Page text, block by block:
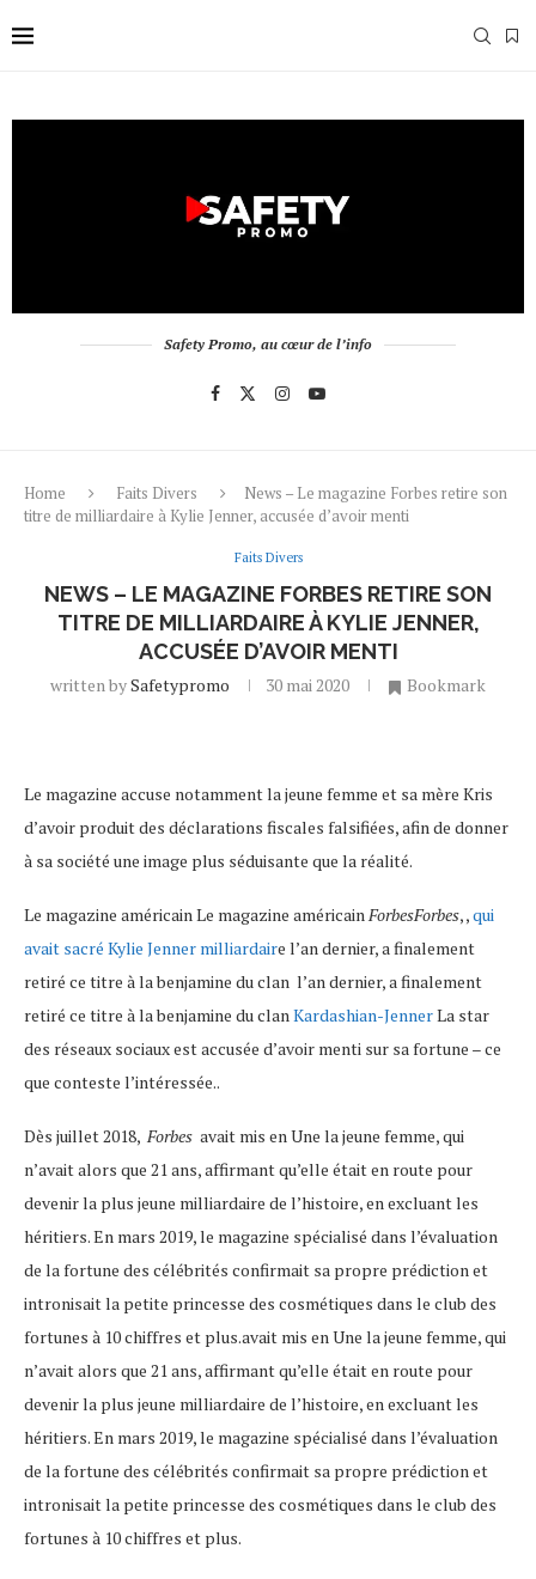
Safety Promo, au cœur de l’info
Home Faits Divers
News – Le magazine Forbes retire son
titre de milliardaire à Kylie Jenner, accusée d’avoir menti
Faits Divers
NEWS – LE MAGAZINE FORBES RETIRE SON
TITRE DE MILLIARDAIRE À KYLIE JENNER,
ACCUSÉE D’AVOIR MENTI
written bySafetypromo 30 mai 2020 Bookmark
Le magazine accuse notamment la jeune femme et sa mère Kris
d’avoir produit des déclarations fiscales falsifiées, afin de donner
à sa société une image plus séduisante que la réalité.
Le magazine américain Le magazine américainForbesForbes, ,qui
avait sacré Kylie Jenner milliardaire l’an dernier, a finalement
retiré ce titre à la benjamine du clan l’an dernier, a finalement
retiré ce titre à la benjamine du clanKardashian-JennerLa star
des réseaux sociaux est accusée d’avoir menti sur sa fortune – ce
que conteste l’intéressée..
Dès juillet 2018, Forbes avait mis en Une la jeune femme, qui
n’avait alors que 21 ans, affirmant qu’elle était en route pour
devenir la plus jeune milliardaire de l’histoire, en excluant les
héritiers. En mars 2019, le magazine spécialisé dans l’évaluation
de la fortune des célébrités confirmait sa propre prédiction et
intronisait la petite princesse des cosmétiques dans le club des
fortunes à 10 chiffres et plus.avait mis en Une la jeune femme, qui
n’avait alors que 21 ans, affirmant qu’elle était en route pour
devenir la plus jeune milliardaire de l’histoire, en excluant les
héritiers. En mars 2019, le magazine spécialisé dans l’évaluation
de la fortune des célébrités confirmait sa propre prédiction et
intronisait la petite princesse des cosmétiques dans le club des
fortunes à 10 chiffres et plus.